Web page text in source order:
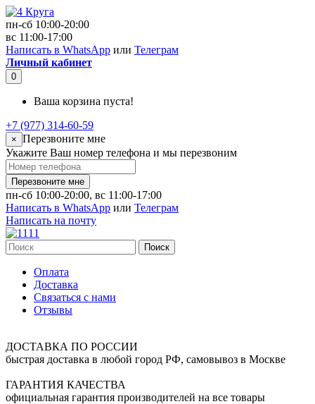
пн-сб 10:00-20:00
вс 11:00-17:00
Написать в WhatsApp или Телеграм
Личный кабинет
0
Ваша корзина пуста!
+7 (977) 314-60-59
× Перезвоните мне
Укажите Ваш номер телефона и мы перезвоним
Перезвоните мне
пн-сб 10:00-20:00, вс 11:00-17:00
Написать в WhatsApp или Телеграм
Написать на почту
Поиск
Оплата
Доставка
Связаться с нами
Отзывы
ДОСТАВКА ПО РОССИИ
быстрая доставка в любой город РФ, самовывоз в Москве
ГАРАНТИЯ КАЧЕСТВА
официальная гарантия производителей на все товары